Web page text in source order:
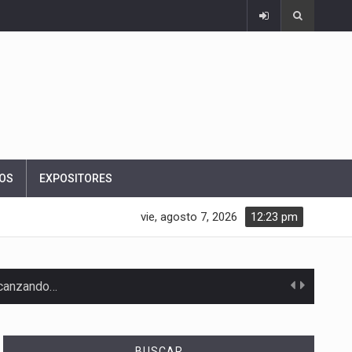
EXPOSITORES
12:23 pm
vie, agosto 7, 2026